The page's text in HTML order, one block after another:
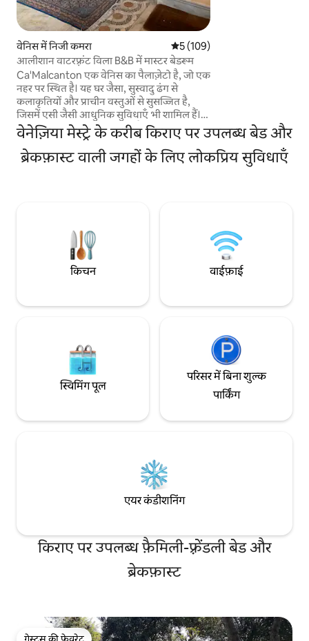
वेनिस में निजी कमरा औसत रेटिंग 5 में से 5, 109 समीक्षाएँ
5 (109)
आलीशान वाटरफ़्रंट विला B&B में मास्टर बेडरूम
Ca'Malcanton एक वेनिस का पैलाज़ेटो है, जो एक
नहर पर स्थित है। यह घर जैसा, सुस्वादु ढंग से
कलाकृतियों और प्राचीन वस्तुओं से सुसज्जित है,
जिसमें एसी जैसी आधुनिक सुविधाएँ भी शामिल हैं।
पलाज़ेटो में वह मालिक भी रहता है, जो मेहमानों के
साथ घर के सामान्य हिस्सों को शेयर करके खुश है।
इसमें किचन की सुविधाएँ शामिल नहीं हैं। एक या दो
मेहमानों के लिए बाथरूम वाला निजी डबल बेडरूम।
वेनेज़िया मेस्ट्रे के करीब किराए पर उपलब्ध बेड और
ब्रेकफ़ास्ट वाली जगहों के लिए लोकप्रिय सुविधाएँ
किचन वाईफ़ाई
स्विमिंग पूल
परिसर में बिना शुल्क
पार्किंग
एयर कंडीशनिंग
किराए पर उपलब्ध फ़ैमिली-फ़्रेंडली बेड और
ब्रेकफ़ास्ट